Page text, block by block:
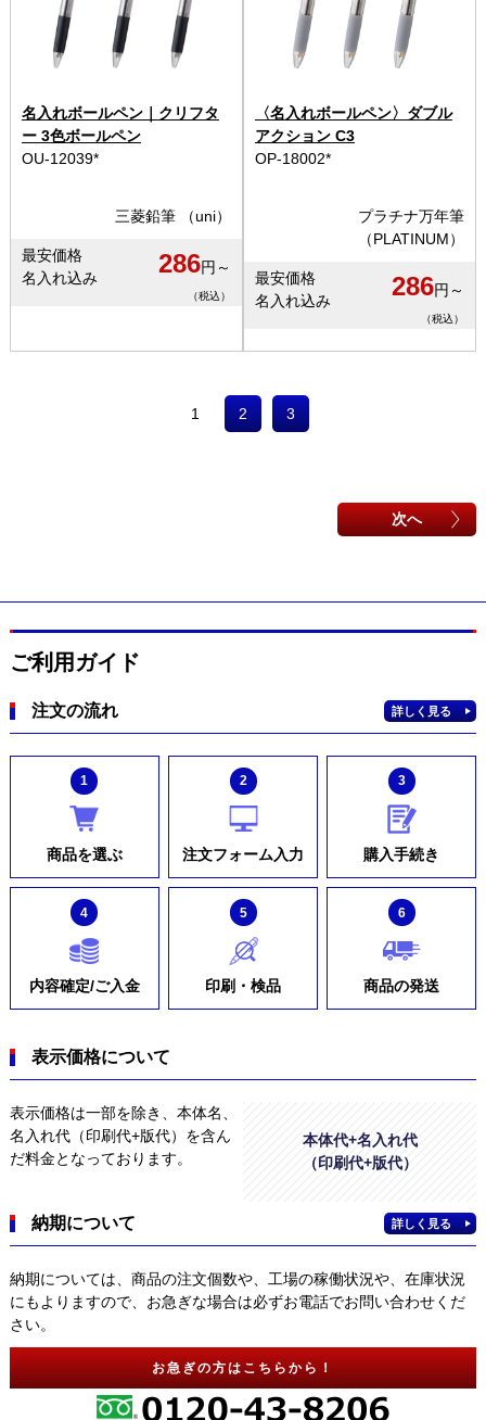
名入れボールペン｜クリフタ
ー 3色ボールペン
OU-12039*
三菱鉛筆 （uni）
最安価格
名入れ込み
286円～
（税込）
〈名入れボールペン〉ダブル
アクション C3
OP-18002*
プラチナ万年筆
（PLATINUM）
最安価格
名入れ込み
286円～
（税込）
1 2 3
次へ
ご利用ガイド
注文の流れ 詳しく見る
1
商品を選ぶ
2
注文フォーム入力
3
購入手続き
4
内容確定/ご入金
5
印刷・検品
6
商品の発送
表示価格について
表示価格は一部を除き、本体名、
名入れ代（印刷代+版代）を含ん
だ料金となっております。
本体代+名入れ代
（印刷代+版代）
納期について 詳しく見る
納期については、商品の注文個数や、工場の稼働状況や、在庫状況
にもよりますので、お急ぎな場合は必ずお電話でお問い合わせくだ
さい。
お急ぎの方はこちらから！